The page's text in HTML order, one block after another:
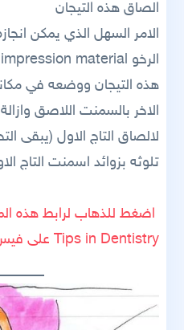
الصاق هذه التيجان
الامر السهل الذي يمكن
هذه التيجان ووضعه في
الاخر بالسمنت اللاصق
تلوثه بزوائد اسمنت التاج
Tips in Dentistry على فيس بوك